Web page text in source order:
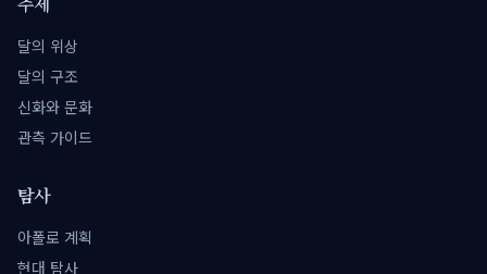
달의 위상
달의 구조
신화와 문화
관측 가이드
탐사
아폴로 계획
현대 탐사